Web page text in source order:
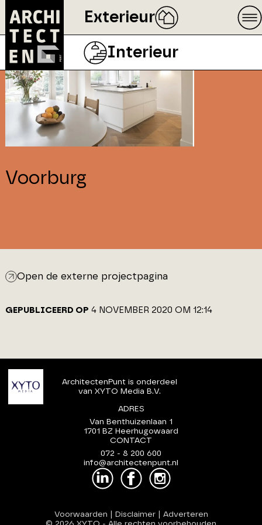
Exterieur
Interieur
Voorburg
Open de externe projectpagina
GEPUBLICEERD OP 4 NOVEMBER 2020 OM 12:14
ArchitectenPunt is onderdeel
van XYTO Media B.V.
ADRES
Van Benthuizenlaan 1
1701 BZ Heerhugowaard
CONTACT
072 - 8 200 600
info@architectenpunt.nl
Voorwaarden Disclaimer| Adverteren